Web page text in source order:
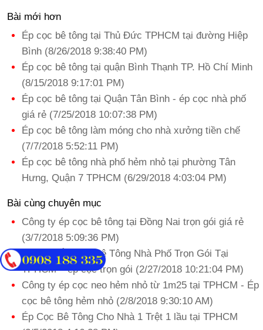
Bài mới hơn
Ép cọc bê tông tại Thủ Đức TPHCM tại đường Hiệp
Bình (8/26/2018 9:38:40 PM)
Ép cọc bê tông tại quận Bình Thạnh TP. Hồ Chí Minh
(8/15/2018 9:17:01 PM)
Ép cọc bê tông tại Quận Tân Bình - ép cọc nhà phố
giá rẻ (7/25/2018 10:07:38 PM)
Ép cọc bê tông làm móng cho nhà xưởng tiền chế
(7/7/2018 5:52:11 PM)
Ép cọc bê tông nhà phố hẻm nhỏ tại phường Tân
Hưng, Quận 7 TPHCM (6/29/2018 4:03:04 PM)
Bài cùng chuyên mục
Công ty ép cọc bê tông tại Đồng Nai trọn gói giá rẻ
(3/7/2018 5:09:36 PM)
Dịch Vụ Ép Cọc Bê Tông Nhà Phố Trọn Gói Tại
TPHCM – ép cọc trọn gói (2/27/2018 10:21:04 PM)
Công ty ép cọc neo hẻm nhỏ từ 1m25 tại TPHCM - Ép
cọc bê tông hẻm nhỏ (2/8/2018 9:30:10 AM)
Ép Cọc Bê Tông Cho Nhà 1 Trệt 1 lầu tại TPHCM